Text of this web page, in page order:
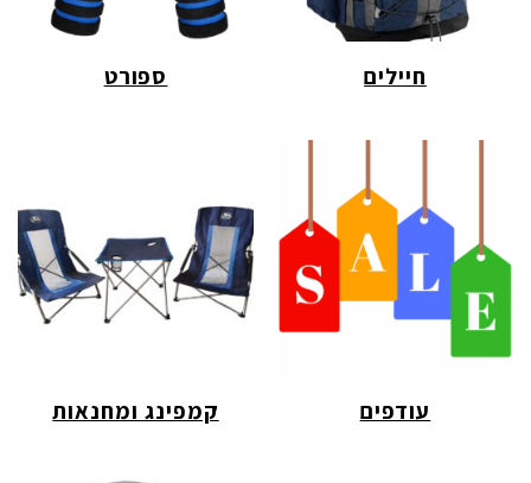
חיילים ספורט
עודפים קמפינג ומחנאות